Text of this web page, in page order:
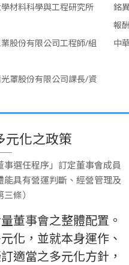
材料科學與工程研究所
股份有限公司工程師/組
罩股份有限公司課長/資
銘
報
中
元化之政策
選任程序」訂定董事會成員
具有營運判斷、經營管理及
條）
董事會之整體配置。
化，並就本身運作、
適當之多元化方針，